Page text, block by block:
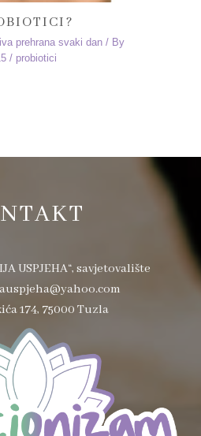
prehrana svaki dan / By
/ probiotici
USPJEHA“, savjetovalište
174, 75000 Tuzla